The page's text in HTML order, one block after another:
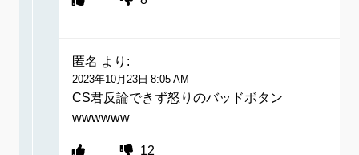
匿名 より:
2023年10月23日 8:05 AM
CS君反論できず怒りのバッドボタン
wwwwww
12